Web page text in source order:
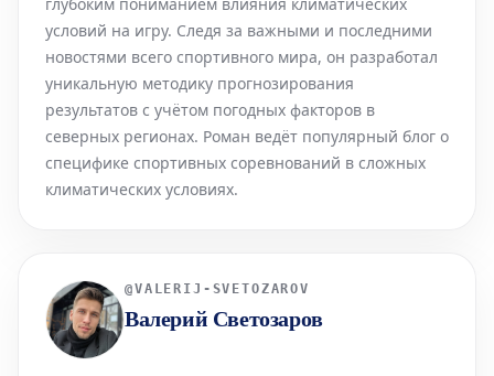
условий на игру. Следя за важными и последними
новостями всего спортивного мира, он разработал
уникальную методику прогнозирования
результатов с учётом погодных факторов в
северных регионах. Роман ведёт популярный блог о
специфике спортивных соревнований в сложных
климатических условиях.
@VALERIJ-SVETOZAROV
Валерий Светозаров